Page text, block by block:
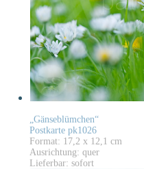
„Gänseblümchen“
Postkarte pk1026
Format: 17,2 x 12,1 cm
Ausrichtung: quer
Lieferbar: sofort